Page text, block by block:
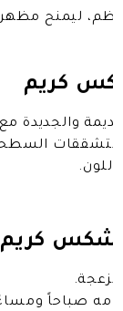
ليمنح
كريم
والجديدة
كريم
مزعجة.
صباحاً